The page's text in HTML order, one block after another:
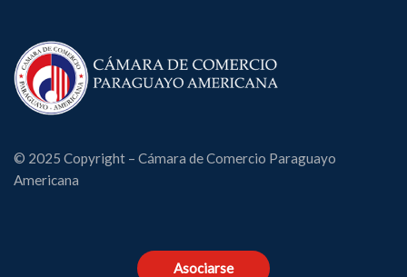
© 2025 Copyright – Cámara de Comercio Paraguayo
Americana
Asociarse